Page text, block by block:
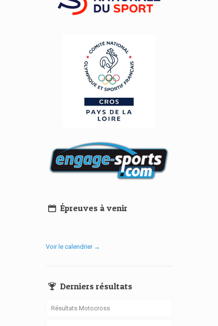
Épreuves à venir
Voir le calendrier →
Derniers résultats
Résultats Motocross